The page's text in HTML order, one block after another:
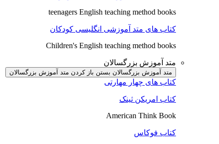
teenagers English teaching method books
کتاب های متد آموزشی انگلیسی کودکان
Children's English teaching method books
متد آموزش بزرگسالان
متد آموزش بزرگسالان بستن باز کردن متد آموزش بزرگسالان
کتاب های چهار مهارتی
کتاب امریکن ثینک
American Think Book
کتاب فوکاس